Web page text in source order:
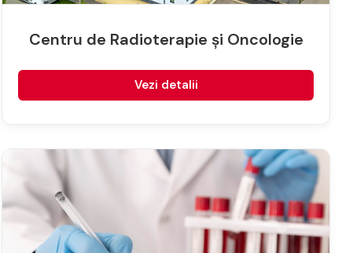
Centru de Radioterapie și Oncologie
Vezi detalii